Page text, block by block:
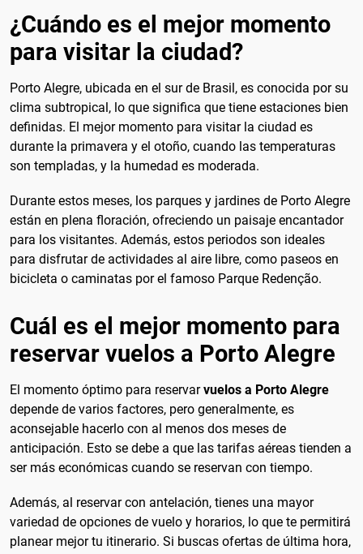
¿Cuándo es el mejor momento
para visitar la ciudad?
Porto Alegre, ubicada en el sur de Brasil, es conocida por su
clima subtropical, lo que significa que tiene estaciones bien
definidas. El mejor momento para visitar la ciudad es
durante la primavera y el otoño, cuando las temperaturas
son templadas, y la humedad es moderada.
Durante estos meses, los parques y jardines de Porto Alegre
están en plena floración, ofreciendo un paisaje encantador
para los visitantes. Además, estos periodos son ideales
para disfrutar de actividades al aire libre, como paseos en
bicicleta o caminatas por el famoso Parque Redenção.
Cuál es el mejor momento para
reservar vuelos a Porto Alegre
El momento óptimo para reservarvuelos a Porto Alegre
depende de varios factores, pero generalmente, es
aconsejable hacerlo con al menos dos meses de
anticipación. Esto se debe a que las tarifas aéreas tienden a
ser más económicas cuando se reservan con tiempo.
Además, al reservar con antelación, tienes una mayor
variedad de opciones de vuelo y horarios, lo que te permitirá
planear mejor tu itinerario. Si buscas ofertas de última hora,